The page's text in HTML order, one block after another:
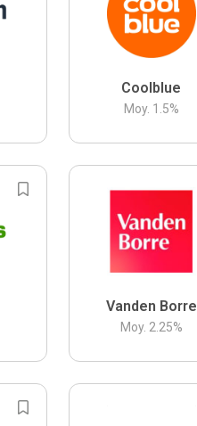
Coolblue
Moy. 1.5%
Vanden Borre
Moy. 2.25%